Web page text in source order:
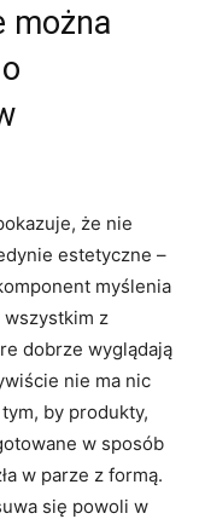
można
że nie
estetyczne –
myślenia
z
dobrze wyglądają
nie ma nic
by produkty,
w sposób
w parze z formą.
się powoli w